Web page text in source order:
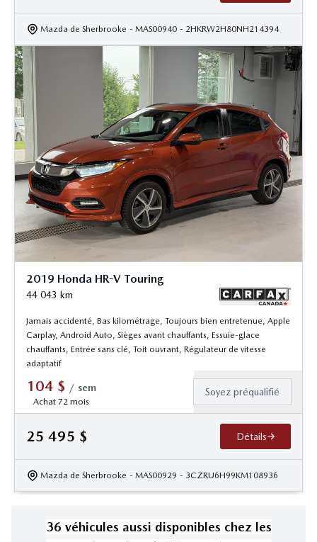
Mazda de Sherbrooke - MAS00940 - 2HKRW2H80NH214394
2019 Honda HR-V Touring
44 043 km
Jamais accidenté, Bas kilométrage, Toujours bien entretenue, Apple
Carplay, Android Auto, Sièges avant chauffants, Essuie-glace
chauffants, Entrée sans clé, Toit ouvrant, Régulateur de vitesse
adaptatif
104 $ / sem
Achat 72 mois
Soyez préqualifié
25 495 $ Détails
Mazda de Sherbrooke - MAS00929 - 3CZRU6H99KM108936
36 véhicules aussi disponibles chez les